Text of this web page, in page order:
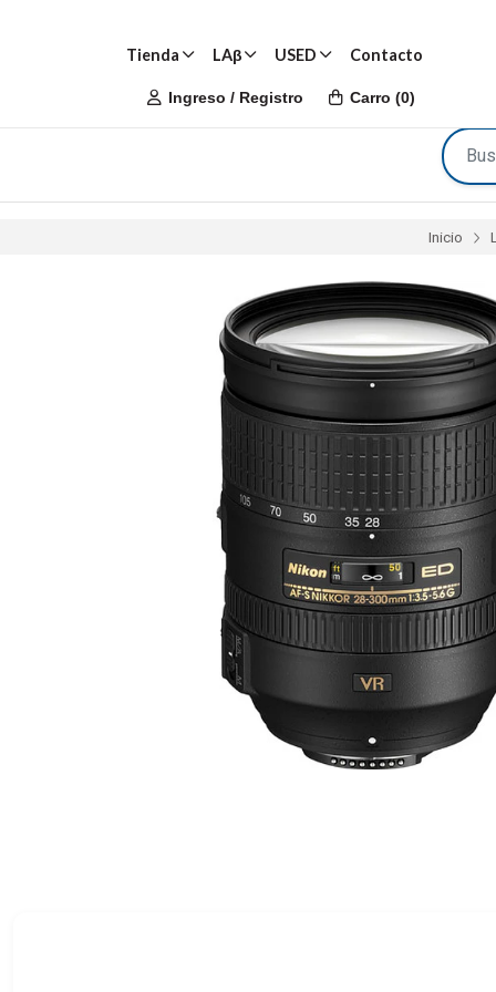
Tienda LAβ USED Contacto
Ingreso / Registro Carro (0)
Inicio